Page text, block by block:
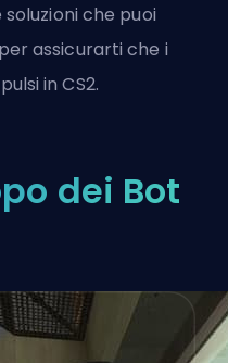
che puoi
assicurarti che i
in CS2.
dei Bot